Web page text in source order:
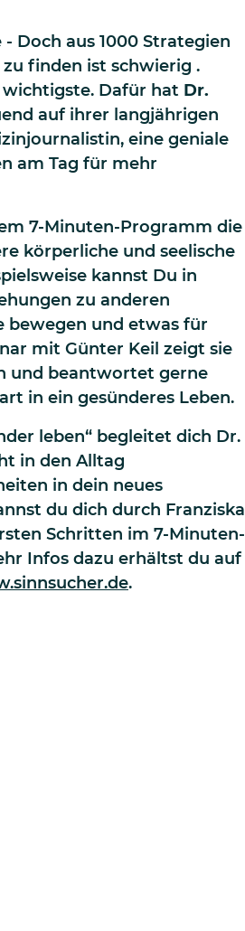
Doch aus 1000 Strategien
finden ist schwierig .
Dafür hat Dr.
auf ihrer langjährigen
eine geniale
am Tag für mehr
7-Minuten-Programm die
körperliche und seelische
kannst Du in
zu anderen
bewegen und etwas für
mit Günter Keil zeigt sie
und beantwortet gerne
in ein gesünderes Leben.
leben“ begleitet dich Dr.
in den Alltag
in dein neues
du dich durch Franziska
Schritten im 7-Minuten-
Infos dazu erhältst du auf
.